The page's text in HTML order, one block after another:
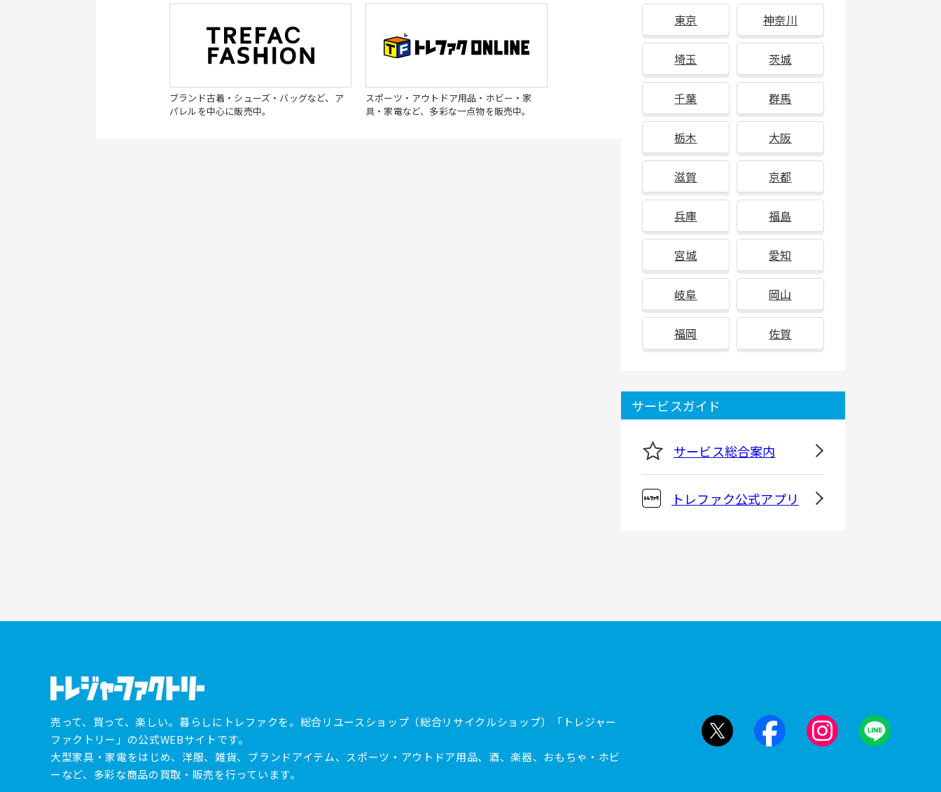
ブランド古着・シューズ・バッグなど、ア
パレルを中心に販売中。
スポーツ・アウトドア用品・ホビー・家
具・家電など、多彩な一点物を販売中。
東京 神奈川
埼玉 茨城
千葉 群馬
栃木 大阪
滋賀 京都
兵庫 福島
宮城 愛知
岐阜 岡山
福岡 佐賀
サービスガイド
サービス総合案内
トレファク公式アプリ
売って、買って、楽しい。暮らしにトレファクを。総合リユースショップ（総合リサイクルショップ）「トレジャー
ファクトリー」の公式WEBサイトです。
大型家具・家電をはじめ、洋服、雑貨、ブランドアイテム、スポーツ・アウトドア用品、酒、楽器、おもちゃ・ホビ
ーなど、多彩な商品の買取・販売を行っています。